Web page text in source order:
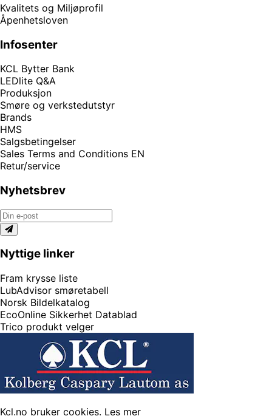
Kvalitets og Miljøprofil
Åpenhetsloven
Infosenter
KCL Bytter Bank
LEDlite Q&A
Produksjon
Smøre og verkstedutstyr
Brands
HMS
Salgsbetingelser
Sales Terms and Conditions EN
Retur/service
Nyhetsbrev
Nyttige linker
Fram krysse liste
LubAdvisor smøretabell
Norsk Bildelkatalog
EcoOnline Sikkerhet Datablad
Trico produkt velger
Kcl.no bruker cookies. Les mer